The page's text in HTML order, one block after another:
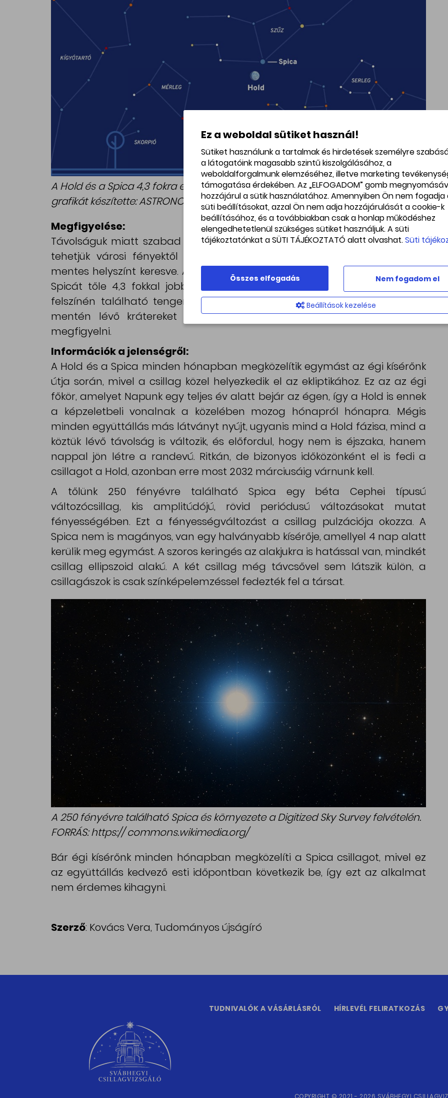
A Hold és a Spica 4,3 fokra egymástól a déli égbolton május 27-én 22:00-kor. A
grafikát készítette: ASTRONO_min
Megfigyelése:
Távolságuk miatt szabad szemmel érdemes megfigyelni a találkozót, ha
tehetjük városi fényektől távol észleljünk, déli irányban tereptárgyaktól
mentes helyszínt keresve. A Hold a horizont fölött 27 fokkal lesz az égen, a
Spicát tőle 4,3 fokkal jobbra fentebb találjuk. Az este folyamán a Hold
felszínén található tengereket, hegyvonulatokat és a terminátor vonala
mentén lévő krátereket egy binokulárral vagy távcsővel is érdemes
megfigyelni.
Információk a jelenségről:
A Hold és a Spica minden hónapban megközelítik egymást az égi kísérőnk
útja során, mivel a csillag közel helyezkedik el az ekliptikához. Ez az az égi
főkör, amelyet Napunk egy teljes év alatt bejár az égen, így a Hold is ennek
a képzeletbeli vonalnak a közelében mozog hónapról hónapra. Mégis
minden együttállás más látványt nyújt, ugyanis mind a Hold fázisa, mind a
köztük lévő távolság is változik, és előfordul, hogy nem is éjszaka, hanem
nappal jön létre a randevú. Ritkán, de bizonyos időközönként el is fedi a
csillagot a Hold, azonban erre most 2032 márciusáig várnunk kell.
A tőlünk 250 fényévre található Spica egy béta Cephei típusú
változócsillag, kis amplitúdójú, rövid periódusú változásokat mutat
fényességében. Ezt a fényességváltozást a csillag pulzációja okozza. A
Spica nem is magányos, van egy halványabb kísérője, amellyel 4 nap alatt
kerülik meg egymást. A szoros keringés az alakjukra is hatással van, mindkét
csillag ellipszoid alakú. A két csillag még távcsővel sem látszik külön, a
csillagászok is csak színképelemzéssel fedezték fel a társat.
A 250 fényévre található Spica és környezete a Digitized Sky Survey felvételén.
FORRÁS: https:// commons.wikimedia.org/
Bár égi kísérőnk minden hónapban megközelíti a Spica csillagot, mivel ez
az együttállás kedvező esti időpontban következik be, így ezt az alkalmat
nem érdemes kihagyni.
Szerző: Kovács Vera, Tudományos újságíró
TUDNIVALÓK A VÁSÁRLÁSRÓL HÍRLEVÉL FELIRATKOZÁS
COPYRIGHT © 2021 - 2026 SVÁBHEGYI
Ez a weboldal sütiket használ!
Sütiket használunk a tartalmak és hirdetések személyre
a látogatóink magasabb szintű kiszolgálásához, a
weboldalforgalmunk elemzéséhez, illetve marketing
támogatása érdekében. Az „ELFOGADOM” gomb
hozzájárul a sütik használatához. Amennyiben Ön nem fogadja
süti beállításokat, azzal Ön nem adja hozzájárulását a cookie-k
beállításához, és a továbbiakban csak a honlap működéshez
elengedhetetlenül szükséges sütiket használjuk. A süti
tájékoztatónkat a SÜTI TÁJÉKOZTATÓ alatt olvashat.Süti
Összes elfogadás Nem fogadom el
Beállítások kezelése